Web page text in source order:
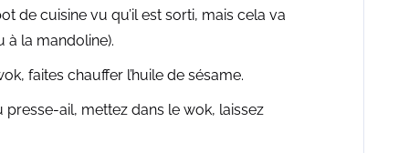
de cuisine vu qu’il est sorti, mais cela va
à la mandoline).
faites chauffer l’huile de sésame.
presse-ail, mettez dans le wok, laissez